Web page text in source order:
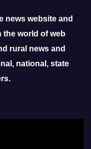
news website and
the world of web
rural news and
national, state